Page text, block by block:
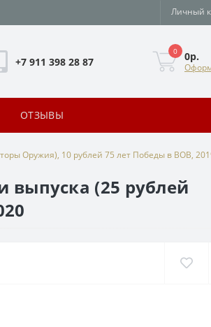
Личный
+7 911 398 28 87
0 0р.
ОТЗЫВЫ
Оружия), 10 рублей 75 лет Победы в ВОВ,
выпуска (25 рублей